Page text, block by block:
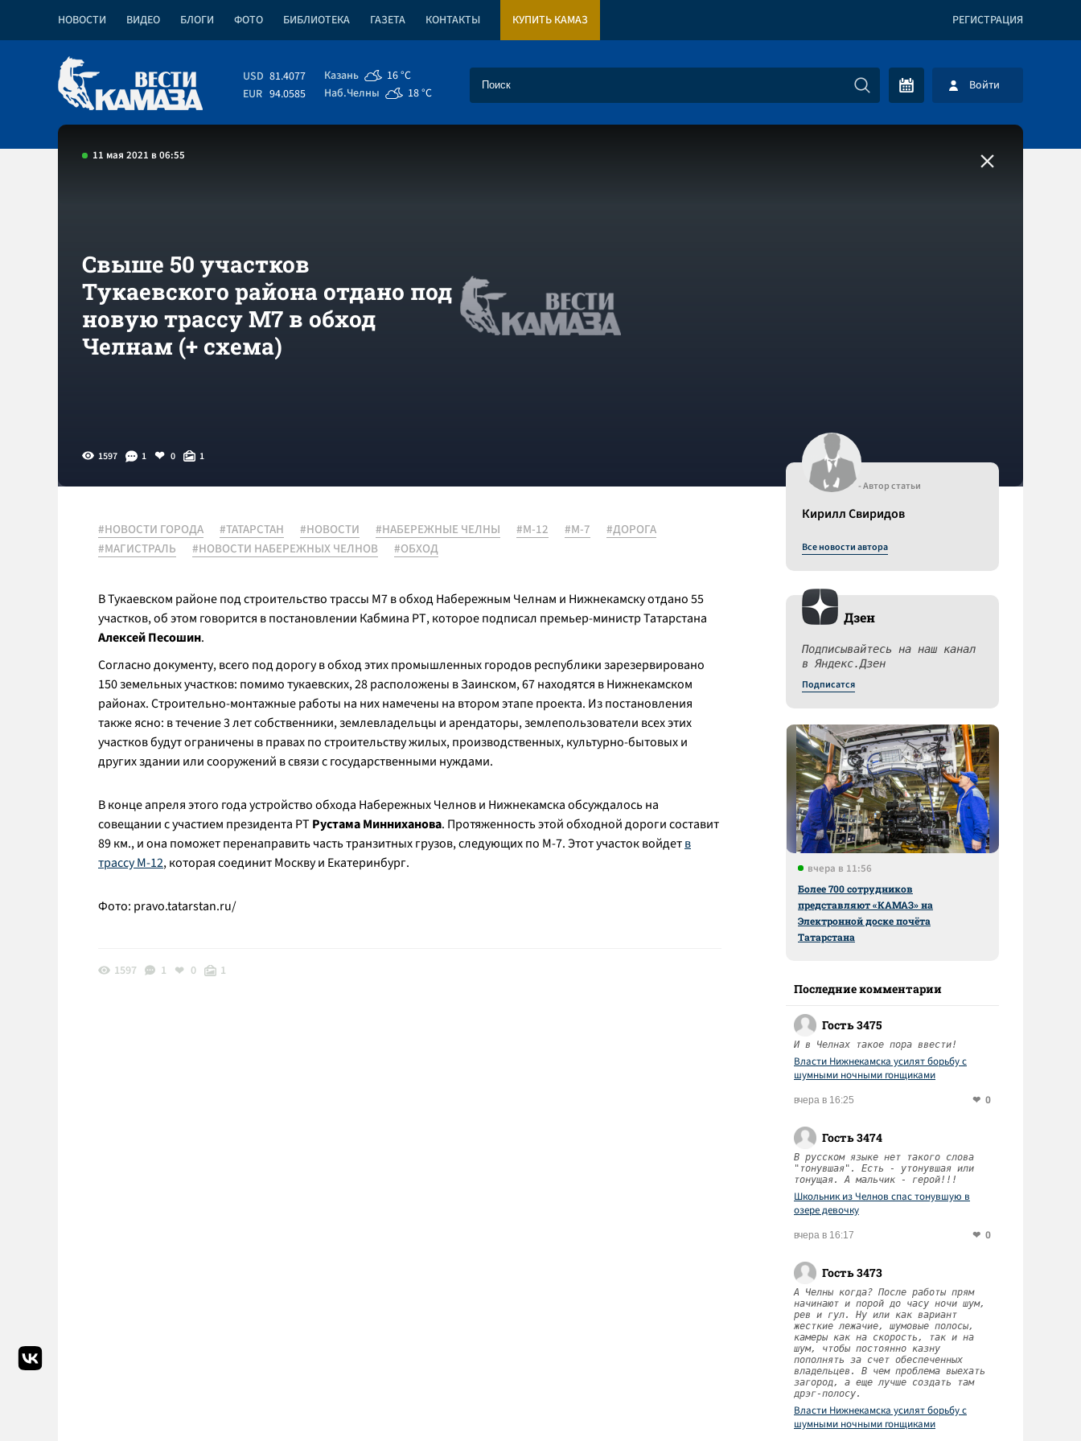
НОВОСТИ ВИДЕО БЛОГИ ФОТО БИБЛИОТЕКА ГАЗЕТА КОНТАКТЫ КУПИТЬ КАМАЗ РЕГИСТРАЦИЯ
USD 81.4077
EUR 94.0585
Казань
16 °C
Наб.Челны
18 °C Войти
11 мая 2021 в 06:55
Свыше 50 участков
Тукаевского района отдано под
новую трассу М7 в обход
Челнам (+ схема)
1597 1 0 1
#НОВОСТИ ГОРОДА #ТАТАРСТАН #НОВОСТИ #НАБЕРЕЖНЫЕ ЧЕЛНЫ #М-12 #М-7
#ДОРОГА
#МАГИСТРАЛЬ
#НОВОСТИ НАБЕРЕЖНЫХ ЧЕЛНОВ #ОБХОД
В Тукаевском районе под строительство трассы М7 в обход Набережным Челнам и Нижнекамску отдано 55
участков, об этом говорится в постановлении Кабмина РТ, которое подписал премьер-министр Татарстана
Алексей Песошин.
Согласно документу, всего под дорогу в обход этих промышленных городов республики зарезервировано
150 земельных участков: помимо тукаевских, 28 расположены в Заинском, 67 находятся в Нижнекамском
районах. Строительно-монтажные работы на них намечены на втором этапе проекта. Из постановления
также ясно: в течение 3 лет собственники, землевладельцы и арендаторы, землепользователи всех этих
участков будут ограничены в правах по строительству жилых, производственных, культурно-бытовых и
других здании или сооружений в связи с государственными нуждами.
В конце апреля этого года устройство обхода Набережных Челнов и Нижнекамска обсуждалось на
совещании с участием президента РТ Рустама Минниханова. Протяженность этой обходной дороги составит
89 км., и она поможет перенаправить часть транзитных грузов, следующих по М-7. Этот участок войдетв
трассу М-12, которая соединит Москву и Екатеринбург.
Фото: pravo.tatarstan.ru/
1597 1 0 1
- Автор статьи
Кирилл Свиридов
Все новости автора
Дзен
Подписывайтесь на наш канал
в Яндекс.Дзен
Подписатся
вчера в 11:56
Более 700 сотрудников
представляют «КАМАЗ» на
Электронной доске почёта
Татарстана
Последние комментарии
Гость 3475
И в Челнах такое пора ввести!
Власти Нижнекамска усилят борьбу с
шумными ночными гонщиками
вчера в 16:25 0
Гость 3474
В русском языке нет такого слова
"тонувшая". Есть - утонувшая или
тонущая. А мальчик - герой!!!
Школьник из Челнов спас тонувшую в
озере девочку
вчера в 16:17 0
Гость 3473
А Челны когда? После работы прям
начинают и порой до часу ночи шум,
рев и гул. Ну или как вариант
жесткие лежачие, шумовые полосы,
камеры как на скорость, так и на
шум, чтобы постоянно казну
пополнять за счет обеспеченных
владельцев. В чем проблема выехать
загород, а еще лучше создать там
дрэг-полосу.
Власти Нижнекамска усилят борьбу с
шумными ночными гонщиками